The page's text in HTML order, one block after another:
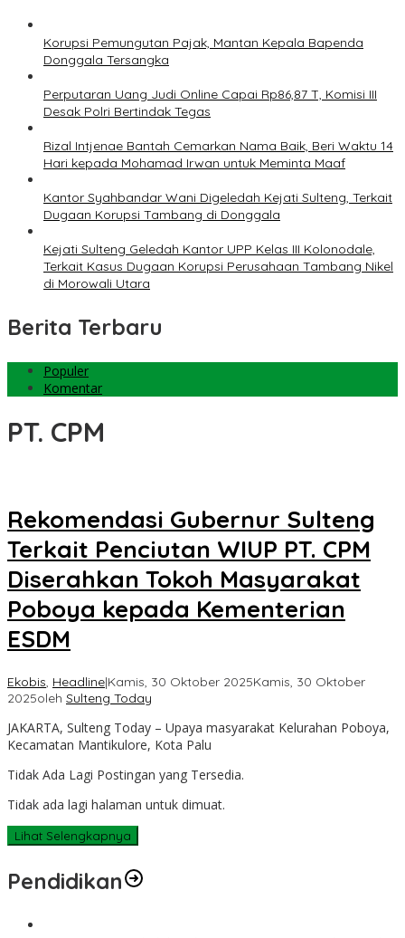
Korupsi Pemungutan Pajak, Mantan Kepala Bapenda
Donggala Tersangka
Perputaran Uang Judi Online Capai Rp86,87 T, Komisi III
Desak Polri Bertindak Tegas
Rizal Intjenae Bantah Cemarkan Nama Baik, Beri Waktu 14
Hari kepada Mohamad Irwan untuk Meminta Maaf
Kantor Syahbandar Wani Digeledah Kejati Sulteng, Terkait
Dugaan Korupsi Tambang di Donggala
Kejati Sulteng Geledah Kantor UPP Kelas III Kolonodale,
Terkait Kasus Dugaan Korupsi Perusahaan Tambang Nikel
di Morowali Utara
Berita Terbaru
Populer
Komentar
PT. CPM
Rekomendasi Gubernur Sulteng
Terkait Penciutan WIUP PT. CPM
Diserahkan Tokoh Masyarakat
Poboya kepada Kementerian
ESDM
Ekobis, Headline|Kamis, 30 Oktober 2025Kamis, 30 Oktober
2025oleh Sulteng Today
JAKARTA, Sulteng Today – Upaya masyarakat Kelurahan Poboya,
Kecamatan Mantikulore, Kota Palu
Tidak Ada Lagi Postingan yang Tersedia.
Tidak ada lagi halaman untuk dimuat.
Lihat Selengkapnya
Pendidikan